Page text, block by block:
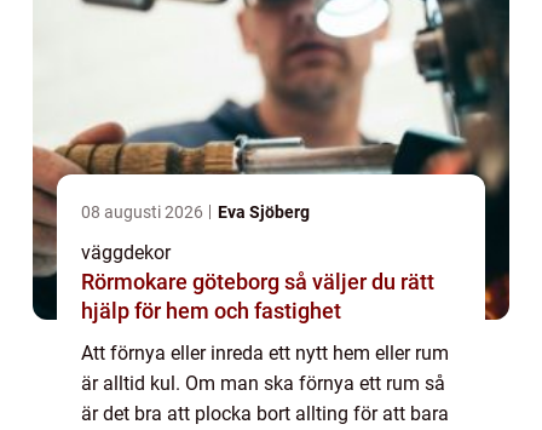
08 augusti 2026 Eva Sjöberg
väggdekor
Rörmokare göteborg så väljer du rätt
hjälp för hem och fastighet
Att förnya eller inreda ett nytt hem eller rum
är alltid kul. Om man ska förnya ett rum så
är det bra att plocka bort allting för att bara